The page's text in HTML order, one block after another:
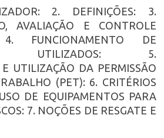
2. DEFINIÇÕES: 3.
AVALIAÇÃO E CONTROLE
FUNCIONAMENTO DE
UTILIZADOS: 5.
UTILIZAÇÃO DA PERMISSÃO
(PET): 6. CRITÉRIOS
DE EQUIPAMENTOS PARA
7. NOÇÕES DE RESGATE E